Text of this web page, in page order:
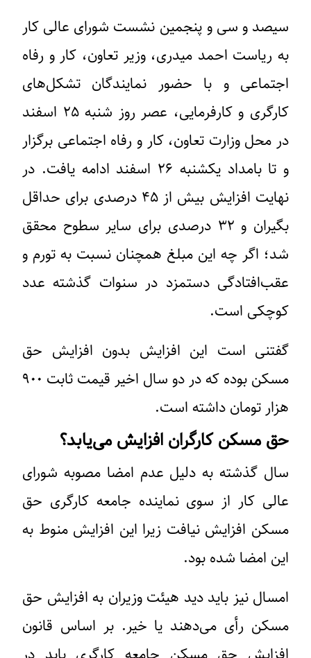
سیصد و سی و پنجمین نشست شورای عالی کار
به ریاست احمد میدری، وزیر تعاون، کار و رفاه
اجتماعی و با حضور نمایندگان تشکل‌های
کارگری و کارفرمایی، عصر روز شنبه ۲۵ اسفند
در محل وزارت تعاون، کار و رفاه اجتماعی برگزار
و تا بامداد یکشنبه ۲۶ اسفند ادامه یافت. در
نهایت افزایش بیش از ۴۵ درصدی برای حداقل
بگیران و ۳۲ درصدی برای سایر سطوح محقق
شد؛ اگر چه این مبلغ همچنان نسبت به تورم و
عقب‌افتادگی دستمزد در سنوات گذشته عدد
کوچکی است.
گفتنی است این افزایش بدون افزایش حق
مسکن بوده که در دو سال اخیر قیمت ثابت ۹۰۰
هزار تومان داشته است.
حق مسکن کارگران افزایش می‌یابد؟
سال گذشته به دلیل عدم امضا مصوبه شورای
عالی کار از سوی نماینده جامعه کارگری حق
مسکن افزایش نیافت زیرا این افزایش منوط به
این امضا شده بود.
امسال نیز باید دید هیئت وزیران به افزایش حق
مسکن رأی می‌دهند یا خیر. بر اساس قانون